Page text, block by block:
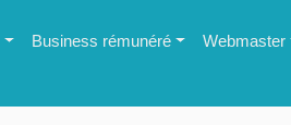
Business rémunéré Webmaster